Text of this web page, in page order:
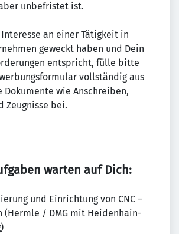
unbefristet ist.
an einer Tätigkeit in
geweckt haben und Dein
entspricht, fülle bitte
vollständig aus
Dokumente wie Anschreiben,
Zeugnisse bei.
warten auf Dich:
und Einrichtung von CNC –
(Hermle / DMG mit Heidenhain-